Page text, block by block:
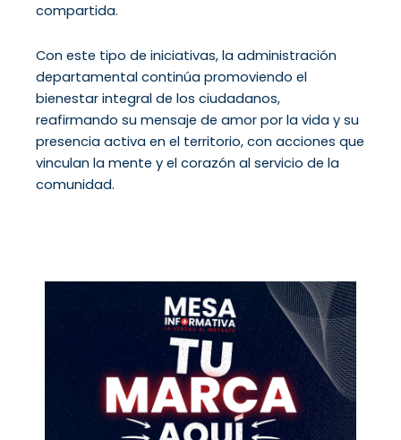
compartida.
Con este tipo de iniciativas, la administración
departamental continúa promoviendo el
bienestar integral de los ciudadanos,
reafirmando su mensaje de amor por la vida y su
presencia activa en el territorio, con acciones que
vinculan la mente y el corazón al servicio de la
comunidad.